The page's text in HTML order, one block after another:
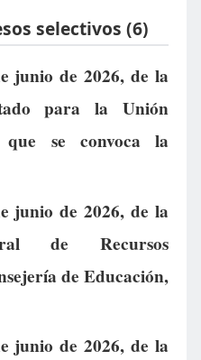
selectivos (6)
junio de 2026, de la
para la Unión
se convoca la
junio de 2026, de la
de Recursos
de Educación,
junio de 2026, de la